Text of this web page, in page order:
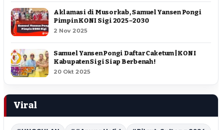
Aklamasi di Musorkab, Samuel Yansen Pongi
Pimpin KONI Sigi 2025–2030
2 Nov 2025
Samuel Yansen Pongi Daftar Caketum | KONI
Kabupaten Sigi Siap Berbenah !
20 Okt 2025
Viral